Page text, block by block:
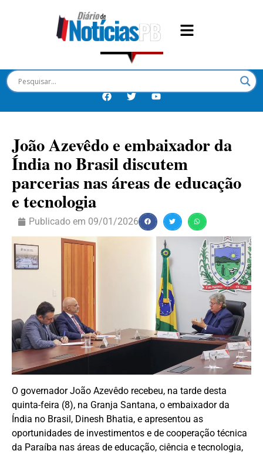
João Azevêdo e embaixador da
Índia no Brasil discutem
parcerias nas áreas de educação
e tecnologia
Publicado em 09/01/2026
O governador João Azevêdo recebeu, na tarde desta
quinta-feira (8), na Granja Santana, o embaixador da
Índia no Brasil, Dinesh Bhatia, e apresentou as
oportunidades de investimentos e de cooperação técnica
da Paraíba nas áreas de educação, ciência e tecnologia,